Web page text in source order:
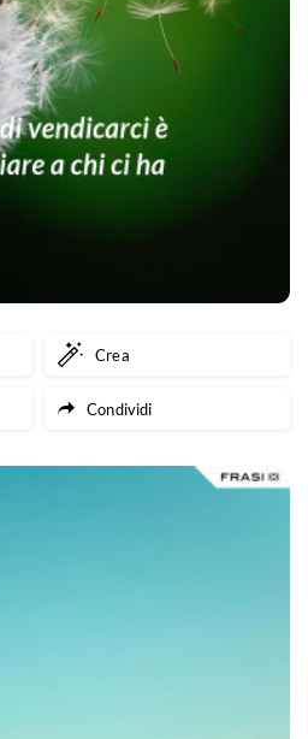
Crea
Condividi